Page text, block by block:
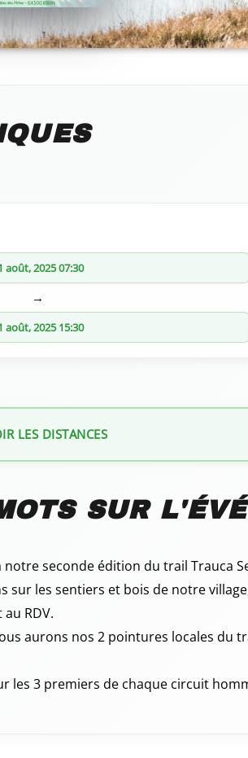
août, 2025 07:30
→
août, 2025 15:30
LES DISTANCES
SUR
seconde édition du trail Trauca
sur les sentiers et bois de notre
RDV.
aurons nos 2 pointures locales du
les 3 premiers de chaque circuit